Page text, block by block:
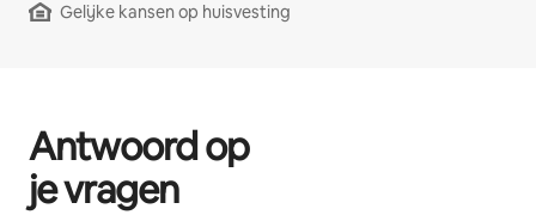
Gelijke kansen op huisvesting
Antwoord op
je vragen